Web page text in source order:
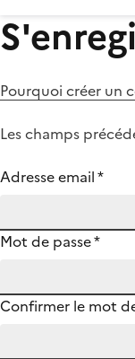
Pourquoi créer un
Les champs
Adresse email*
Mot de passe*
Confirmer le mot